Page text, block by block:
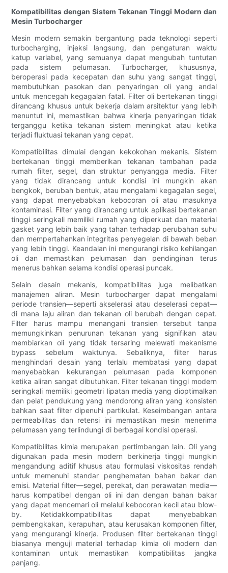
Kompatibilitas dengan Sistem Tekanan Tinggi Modern dan
Mesin Turbocharger
Mesin modern semakin bergantung pada teknologi seperti
turbocharging, injeksi langsung, dan pengaturan waktu
katup variabel, yang semuanya dapat mengubah tuntutan
pada sistem pelumasan. Turbocharger, khususnya,
beroperasi pada kecepatan dan suhu yang sangat tinggi,
membutuhkan pasokan dan penyaringan oli yang andal
untuk mencegah kegagalan fatal. Filter oli bertekanan tinggi
dirancang khusus untuk bekerja dalam arsitektur yang lebih
menuntut ini, memastikan bahwa kinerja penyaringan tidak
terganggu ketika tekanan sistem meningkat atau ketika
terjadi fluktuasi tekanan yang cepat.
Kompatibilitas dimulai dengan kekokohan mekanis. Sistem
bertekanan tinggi memberikan tekanan tambahan pada
rumah filter, segel, dan struktur penyangga media. Filter
yang tidak dirancang untuk kondisi ini mungkin akan
bengkok, berubah bentuk, atau mengalami kegagalan segel,
yang dapat menyebabkan kebocoran oli atau masuknya
kontaminasi. Filter yang dirancang untuk aplikasi bertekanan
tinggi seringkali memiliki rumah yang diperkuat dan material
gasket yang lebih baik yang tahan terhadap perubahan suhu
dan mempertahankan integritas penyegelan di bawah beban
yang lebih tinggi. Keandalan ini mengurangi risiko kehilangan
oli dan memastikan pelumasan dan pendinginan terus
menerus bahkan selama kondisi operasi puncak.
Selain desain mekanis, kompatibilitas juga melibatkan
manajemen aliran. Mesin turbocharger dapat mengalami
periode transien—seperti akselerasi atau deselerasi cepat—
di mana laju aliran dan tekanan oli berubah dengan cepat.
Filter harus mampu menangani transien tersebut tanpa
memungkinkan penurunan tekanan yang signifikan atau
membiarkan oli yang tidak tersaring melewati mekanisme
bypass sebelum waktunya. Sebaliknya, filter harus
menghindari desain yang terlalu membatasi yang dapat
menyebabkan kekurangan pelumasan pada komponen
ketika aliran sangat dibutuhkan. Filter tekanan tinggi modern
seringkali memiliki geometri lipatan media yang dioptimalkan
dan pelat pendukung yang mendorong aliran yang konsisten
bahkan saat filter dipenuhi partikulat. Keseimbangan antara
permeabilitas dan retensi ini memastikan mesin menerima
pelumasan yang terlindungi di berbagai kondisi operasi.
Kompatibilitas kimia merupakan pertimbangan lain. Oli yang
digunakan pada mesin modern berkinerja tinggi mungkin
mengandung aditif khusus atau formulasi viskositas rendah
untuk memenuhi standar penghematan bahan bakar dan
emisi. Material filter—segel, perekat, dan perawatan media—
harus kompatibel dengan oli ini dan dengan bahan bakar
yang dapat mencemari oli melalui kebocoran kecil atau blow-
by. Ketidakkompatibilitas dapat menyebabkan
pembengkakan, kerapuhan, atau kerusakan komponen filter,
yang mengurangi kinerja. Produsen filter bertekanan tinggi
biasanya menguji material terhadap kimia oli modern dan
kontaminan untuk memastikan kompatibilitas jangka
panjang.